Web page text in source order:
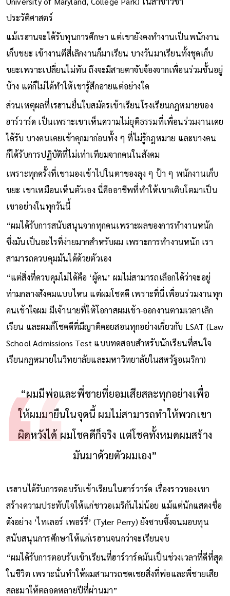
ประวัติศาสตร์
แม้เรฮานจะได้รับทุนการศึกษา แต่เขายังคงทำงานเป็นพนักงาน
เก็บขยะ เข้างานตีสี่เลิกงานก็มาเรียน บางวันมาเรียนทั้งชุดเก็บ
ขยะเพราะเปลี่ยนไม่ทัน ถึงจะมีสายตาจับจ้องจากเพื่อนร่วมชั้นอยู่
บ้าง แต่ก็ไม่ได้ทำให้เขารู้สึกอายแต่อย่างใด
ส่วนเหตุผลที่เรฮานยื่นใบสมัครเข้าเรียนโรงเรียนกฎหมายของ
ฮาร์วาร์ด เป็นเพราะเขาเห็นความไม่ยุติธรรมที่เพื่อนร่วมงานเคย
ได้รับ บางคนเคยเข้าคุกมาก่อนทั้ง ๆ ที่ไม่รู้กฎหมาย และบางคน
ก็ได้รับการปฏิบัติที่ไม่เท่าเทียมจากคนในสังคม
เพราะทุกครั้งที่เขามองเข้าไปในตาของลุง ๆ ป้า ๆ พนักงานเก็บ
ขยะ เขาเหมือนเห็นตัวเอง นี่คืออาชีพที่ทำให้เขาเติบโตมาเป็น
เขาอย่างในทุกวันนี้
“ผมได้รับการสนับสนุนจากทุกคนเพราะผลของการทำงานหนัก
ซึ่งมันเป็นอะไรที่ง่ายมากสำหรับผม เพราะการทำงานหนัก เรา
สามารถควบคุมมันได้ด้วยตัวเอง
“แต่สิ่งที่ควบคุมไม่ได้คือ ‘ผู้คน’ ผมไม่สามารถเลือกได้ว่าจะอยู่
ท่ามกลางสังคมแบบไหน แต่ผมโชคดี เพราะที่นี่เพื่อนร่วมงานทุก
คนเข้าใจผม มีเจ้านายที่ให้โอกาสผมเข้า-ออกงานตามเวลาเลิก
เรียน และผมก็โชคดีที่มีญาติคอยสอนทุกอย่างเกี่ยวกับ LSAT (Law
School Admissions Test แบบทดสอบสำหรับนักเรียนที่สนใจ
เรียนกฎหมายในวิทยาลัยและมหาวิทยาลัยในสหรัฐอเมริกา)
“ผมมีพ่อและพี่ชายที่ยอมเสียสละทุกอย่างเพื่อ
ให้ผมมายืนในจุดนี้ ผมไม่สามารถทำให้พวกเขา
ผิดหวังได้ ผมโชคดีก็จริง แต่โชคทั้งหมดผมสร้าง
มันมาด้วยตัวผมเอง”
เรฮานได้รับการตอบรับเข้าเรียนในฮาร์วาร์ด เรื่องราวของเขา
สร้างความประทับใจให้แก่ชาวอเมริกันไม่น้อย แม้แต่นักแสดงชื่อ
ดังอย่าง ‘ไทเลอร์ เพอร์รี่’ (Tyler Perry) ยังซาบซึ้งจนมอบทุน
สนับสนุนการศึกษาให้แก่เรฮานจนกว่าจะเรียนจบ
“ผมได้รับการตอบรับเข้าเรียนที่ฮาร์วาร์ดมันเป็นช่วงเวลาที่ดีที่สุด
ในชีวิต เพราะนั่นทำให้ผมสามารถชดเชยสิ่งที่พ่อและพี่ชายเสีย
สละมาให้ตลอดหลายปีที่ผ่านมา”